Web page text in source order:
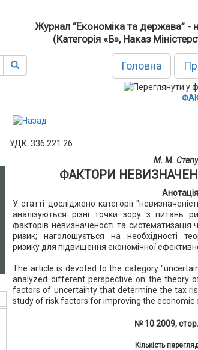
Журнал “Економіка та держава” -
(Категорія «Б», Наказ
Головна
УДК: 336.221.26
М. М.
ФАКТОРИ
Анотація
У статті досліджено категорії
аналізуються різні точки зору з питань
факторів невизначеності та
ризик; наголошується на необхідності
ризику для підвищення економічної
The article is devoted to the category
analyzed different perspective on the theory
factors of uncertainty that determine the tax
study of risk factors for improving the economic
№ 10 2009,
Кількість